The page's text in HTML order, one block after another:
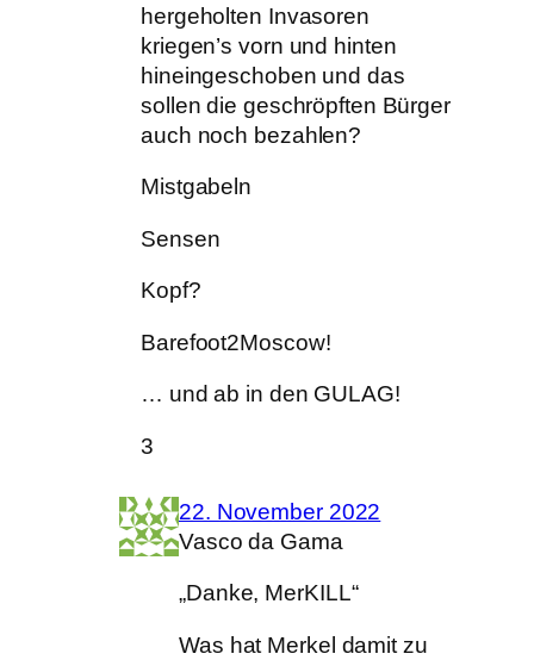
hergeholten Invasoren
kriegen’s vorn und hinten
hineingeschoben und das
sollen die geschröpften Bürger
auch noch bezahlen?
Mistgabeln
Sensen
Kopf?
Barefoot2Moscow!
… und ab in den GULAG!
3
22. November 2022
Vasco da Gama
„Danke, MerKILL“
Was hat Merkel damit zu